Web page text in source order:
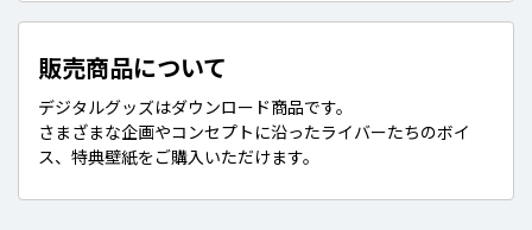
販売商品について
デジタルグッズはダウンロード商品です。
さまざまな企画やコンセプトに沿ったライバーたちのボイ
ス、特典壁紙をご購入いただけます。